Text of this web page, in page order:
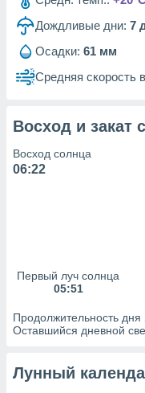
наших 1199Дождливые дни: 7
Осадки: 61 мм
Средняя скорость
Восход и закат
Восход солнца
06:22
Первый луч солнца
05:51
Продолжительность дня
Оставшийся дневной
Лунный